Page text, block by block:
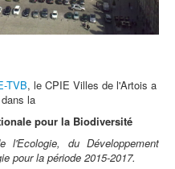
(CRT)
TVB, le CPIE Villes de l'Artois a
la
pour la Biodiversité
l'Ecologie, du Développement
pour la période 2015-2017.